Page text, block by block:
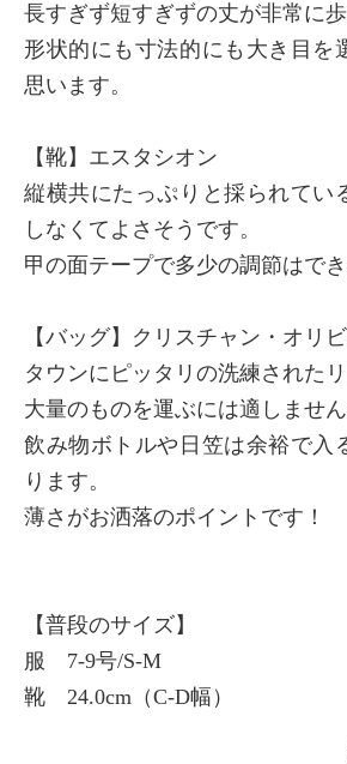
長すぎず短すぎずの丈が非常に歩
形状的にも寸法的にも大き目を
思います。
【靴】エスタシオン
縦横共にたっぷりと採られてい
しなくてよさそうです。
甲の面テープで多少の調節はでき
【バッグ】クリスチャン・オリ
タウンにピッタリの洗練されたリ
大量のものを運ぶには適しません
飲み物ボトルや日笠は余裕で入
ります。
薄さがお洒落のポイントです！
【普段のサイズ】
服 7-9号/S-M
靴 24.0cm（C-D幅）